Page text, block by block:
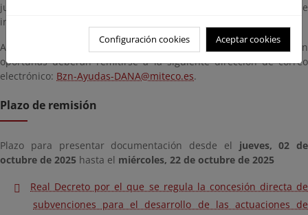
justifiquen; así como cuando se aplique la tramitación urgente de
iniciativas normativas, tal y como se establece en el artículo 27.2.
A tal efecto, las observaciones y opiniones que se estimen
oportunas deberán remitirse a la siguiente dirección de correo
electrónico: Bzn-Ayudas-DANA@miteco.es.
Plazo de remisión
Plazo para presentar documentación desde el jueves, 02 de
octubre de 2025 hasta el miércoles, 22 de octubre de 2025
Real Decreto por el que se regula la concesión directa de
subvenciones para el desarrollo de las actuaciones de
Configuración cookies Aceptar cookies